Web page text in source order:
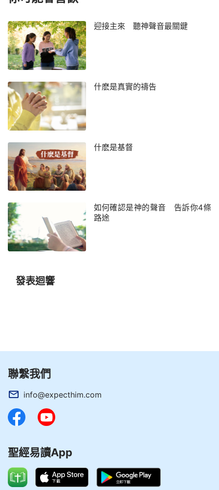
的要求去實行才能得著真理、生命啊！我們對保羅的
話有分辨了，以後就知道該怎樣對待執政掌權的了，
也就不再把保羅的話當成神的話來順服了。以往我們
對保羅說的話沒有分辨，導致很多信神的人被中共迫
害、坐監受刑而不敢反抗，這一切都是因著我們愚昧
不明白真理而造成的。再說我們是神造的，既是一個
受造之物，就得一切順服造物主的安排，記得經上也
說過：『順從神，不順從人，是應當的。』（徒5：
29）不管是執政掌權的、名人、偉人、還是宗教界
的牧師長老，只要他們說的話不符合真理，我們就不
能接受、順從，這是我們基督徒該有的行事原則。」
弟兄姊妹聽完黎明的交通，都點頭阿們，小姊妹
高興地說：「感謝主！今天聽黎爺爺這麼一講解，我
對保羅所說的這些話徹底有分辨了，也有了正確的路
途。以前是我不會分辨，一直被這些話困惑著，以後
無論對待什麼人，我都要按照神的話去對待。」大家
該怎樣對待執政掌權的了。」
迎接主來 聽神聲音最關鍵
什麽是真實的禱告
什麽是基督
如何確認是神的聲音 告訴你4條
路途
發表迴響
聯繫我們
info@expecthim.com
聖經易讀App